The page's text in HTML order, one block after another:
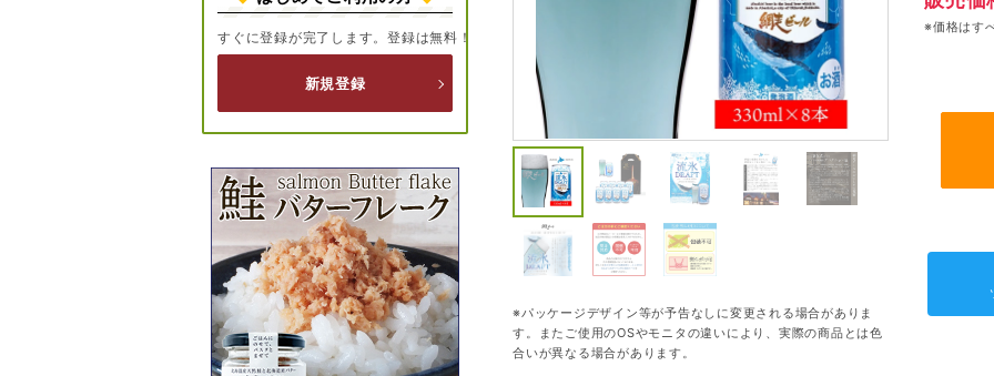
※パッケージデザイン等が予告なしに変更される場合がありま
す。またご使用のOSやモニタの違いにより、実際の商品とは色
合いが異なる場合があります。
※価格はす
すぐに登録が完了します。登録は無料！
新規登録